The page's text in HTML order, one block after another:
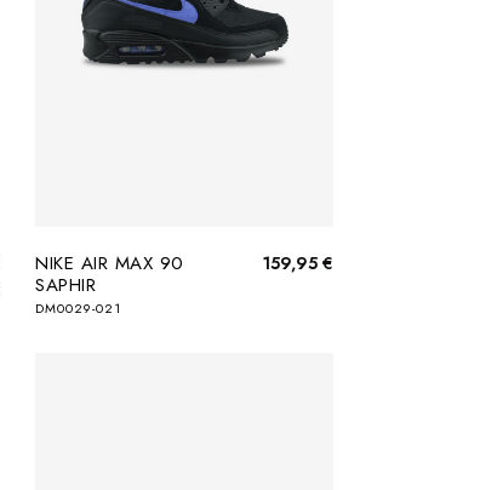
NIKE AIR MAX 90
SAPHIR
DM0029-021
159,95 €